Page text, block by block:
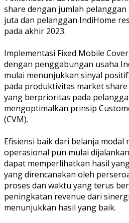
share dengan jumlah pelanggan
juta dan pelanggan IndiHome
pada akhir 2023.
Implementasi Fixed Mobile
dengan penggabungan usaha
mulai menunjukkan sinyal
pada produktivitas market
yang berprioritas pada
mengoptimalkan prinsip
(CVM).
Efisiensi baik dari belanja modal
operasional pun mulai
dapat memperlihatkan hasil
yang direncanakan oleh
proses dan waktu yang terus
peningkatan revenue dari
menunjukkan hasil yang baik.